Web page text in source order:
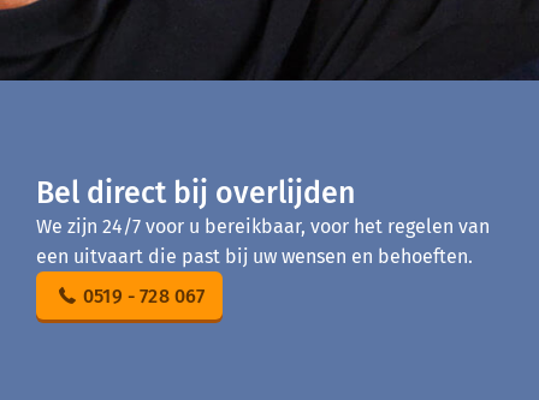
Bel direct bij overlijden
We zijn 24/7 voor u bereikbaar, voor het regelen van
een uitvaart die past bij uw wensen en behoeften.
0519 - 728 067